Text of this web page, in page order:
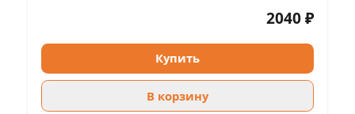
2040 ₽
Купить
В корзину